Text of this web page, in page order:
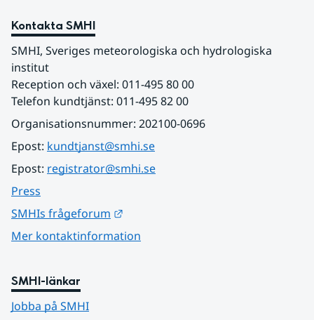
Kontakta SMHI
SMHI, Sveriges meteorologiska och hydrologiska
institut
Reception och växel: 011-495 80 00
Telefon kundtjänst: 011-495 82 00
Organisationsnummer: 202100-0696
Epost: kundtjanst@smhi.se
Epost: registrator@smhi.se
Press
SMHIs frågeforum
Mer kontaktinformation
SMHI-länkar
Jobba på SMHI